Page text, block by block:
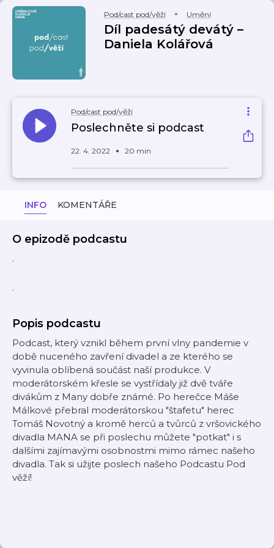
Pod/cast pod/věží Umění
Díl padesátý devátý –
Daniela Kolářová
Pod/cast pod/věží
Poslechněte si podcast
22. 4. 2022 20 min
INFO KOMENTÁŘE
O epizodě podcastu
.
.
Popis podcastu
Podcast, který vznikl během první vlny pandemie v
době nuceného zavření divadel a ze kterého se
vyvinula oblíbená součást naší produkce. V
moderátorském křesle se vystřídaly již dvě tváře
divákům z Many dobře známé. Po herečce Máše
Málkové přebral moderátorskou "štafetu" herec
Tomáš Novotný a kromě herců a tvůrců z vršovického
divadla MANA se při poslechu můžete "potkat" i s
dalšími zajímavými osobnostmi mimo rámec našeho
divadla. Tak si užijte poslech našeho Podcastu Pod
věží!